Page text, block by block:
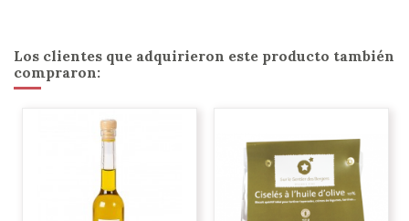
Los clientes que adquirieron este producto también
compraron: